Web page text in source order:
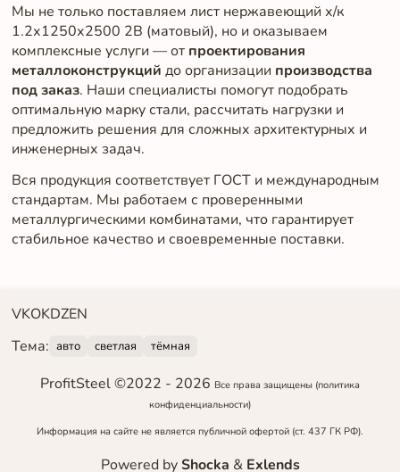
Мы не только поставляем лист нержавеющий х/к
1.2х1250х2500 2B (матовый), но и оказываем
комплексные услуги — от проектирования
металлоконструкций до организации производства
под заказ. Наши специалисты помогут подобрать
оптимальную марку стали, рассчитать нагрузки и
предложить решения для сложных архитектурных и
инженерных задач.
Вся продукция соответствует ГОСТ и международным
стандартам. Мы работаем с проверенными
металлургическими комбинатами, что гарантирует
стабильное качество и своевременные поставки.
VKOKDZEN
Тема: авто светлая тёмная
ProfitSteel ©2022 - 2026 Все права защищены (политика
конфиденциальности)
Информация на сайте не является публичной офертой (ст. 437 ГК РФ).
Powered by Shocka & Exlends